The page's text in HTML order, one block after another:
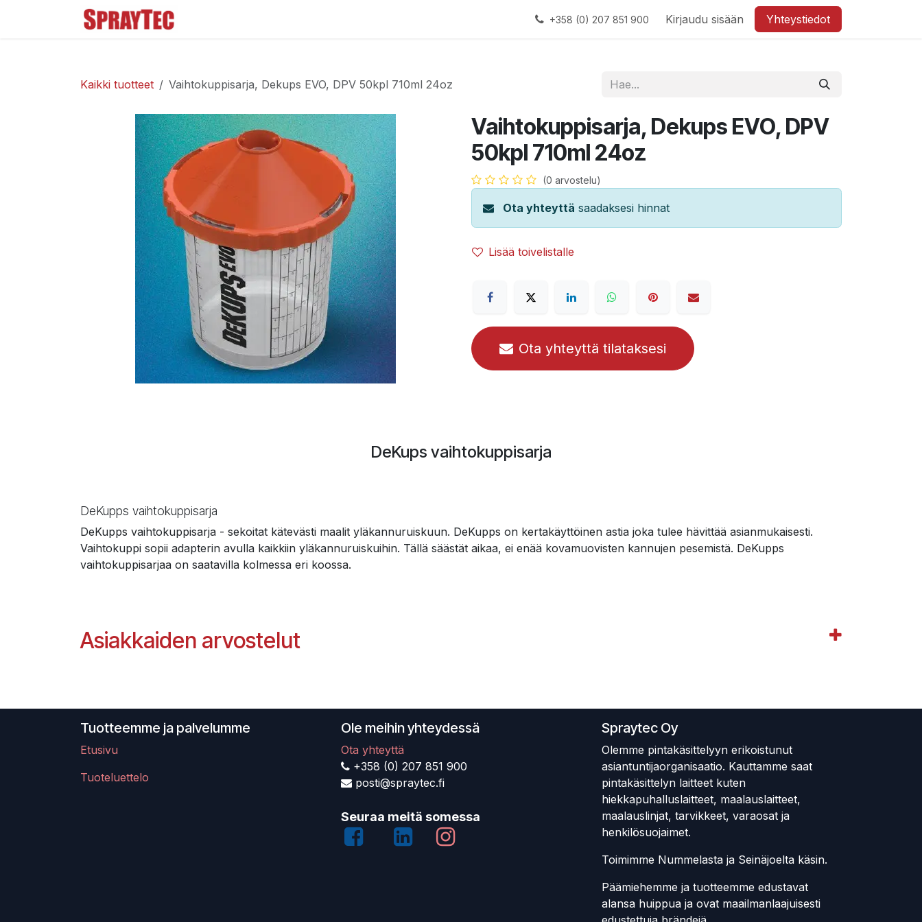
+358 (0) 207 851 900 Kirjaudu sisään Yhteystiedot
Kaikki tuotteet Vaihtokuppisarja, Dekups EVO, DPV 50kpl 710ml 24oz
Vaihtokuppisarja, Dekups EVO, DPV
50kpl 710ml 24oz
(0 arvostelu)
Ota yhteyttä saadaksesi hinnat
Lisää toivelistalle
Ota yhteyttä tilataksesi
DeKups vaihtokuppisarja
DeKupps vaihtokuppisarja
DeKupps vaihtokuppisarja - sekoitat kätevästi maalit yläkannuruiskuun. DeKupps on kertakäyttöinen astia joka tulee hävittää asianmukaisesti.
Vaihtokuppi sopii adapterin avulla kaikkiin yläkannuruiskuihin. Tällä säästät aikaa, ei enää kovamuovisten kannujen pesemistä. DeKupps
vaihtokuppisarjaa on saatavilla kolmessa eri koossa.
Asiakkaiden arvostelut
Tuotteemme ja palvelumme
Etusivu
Tuoteluettelo
Ole meihin yhteydessä
Ota yhteyttä
+358 (0) 207 851 900
posti@spraytec.fi
Seuraa meitä somessa
Spraytec Oy
Olemme pintakäsittelyyn erikoistunut
asiantuntijaorganisaatio. Kauttamme saat
pintakäsittelyn laitteet kuten
hiekkapuhalluslaitteet, maalauslaitteet,
maalauslinjat, tarvikkeet, varaosat ja
henkilösuojaimet.
Toimimme Nummelasta ja Seinäjoelta käsin.
Päämiehemme ja tuotteemme edustavat
alansa huippua ja ovat maailmanlaajuisesti